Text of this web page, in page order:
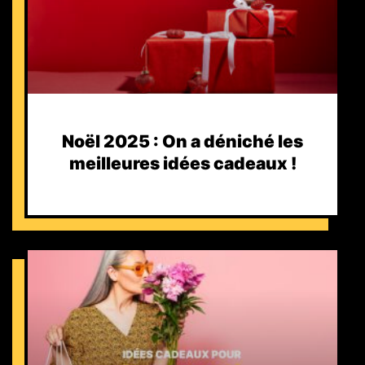
Noël 2025 : On a déniché les
meilleures idées cadeaux !